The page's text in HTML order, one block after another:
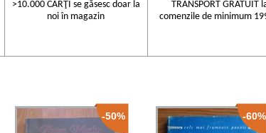
>10.000 CĂRŢI se găsesc doar la
noi în magazin
TRANSPORT GRATUIT
comenzile de minimum
-50% -60%